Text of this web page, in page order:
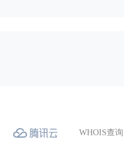
WHOIS查询